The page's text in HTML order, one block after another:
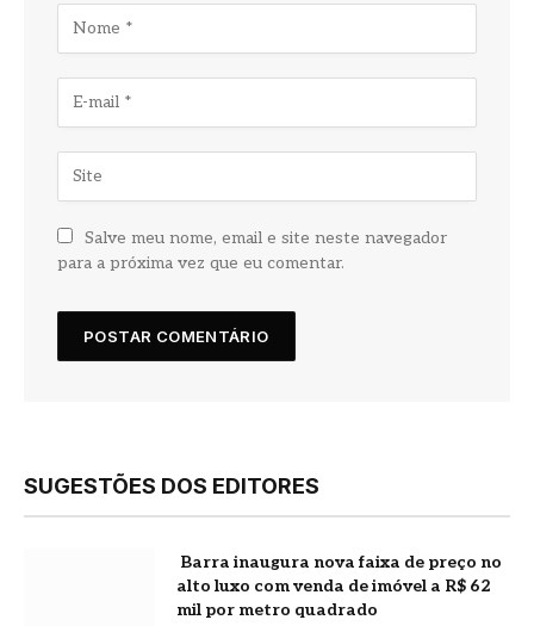
Salve meu nome, email e site neste navegador
para a próxima vez que eu comentar.
SUGESTÕES DOS EDITORES
Barra inaugura nova faixa de preço no
alto luxo com venda de imóvel a R$ 62
mil por metro quadrado